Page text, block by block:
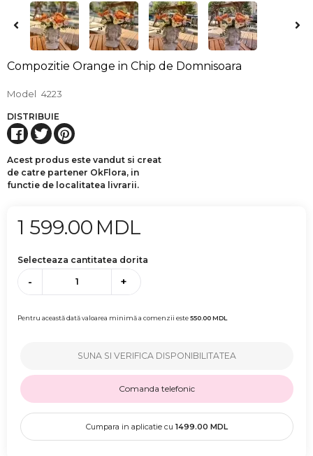
Compozitie Orange in Chip de Domnisoara
Model 4223
DISTRIBUIE
Acest produs este vandut si creat
de catre partener OkFlora, in
functie de localitatea livrarii.
1 599.00 MDL
Selecteaza cantitatea dorita
- +
Pentru această dată valoarea minimă a comenzii este550.00MDL
SUNA SI VERIFICA DISPONIBILITATEA
Comanda telefonic
Cumpara in aplicatie cu 1499.00 MDL